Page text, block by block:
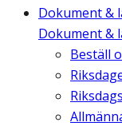
Dokument &
Dokument &
Beställ